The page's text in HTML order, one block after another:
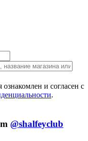
и согласен с
.
@shalfeyclub